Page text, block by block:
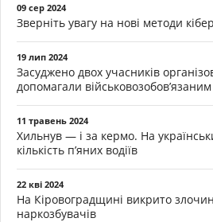
09 сер 2024
Зверніть увагу на нові методи
19 лип 2024
Засуджено двох учасників
допомагали військовозобов’язаним
11 травень 2024
Хильнув — і за кермо. На
кількість п’яних водіїв
22 кві 2024
На Кіровоградщині викрито
наркозбувачів